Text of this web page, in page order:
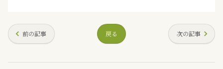
前の記事 戻る 次の記事